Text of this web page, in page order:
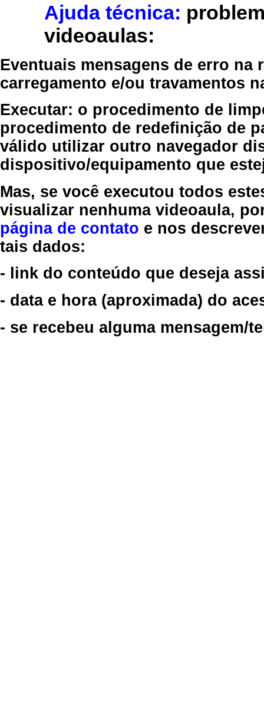
Ajuda técnica:
videoaulas:
Eventuais mensagens de erro
carregamento e/ou travamentos
Executar: o procedimento de
procedimento de redefinição de
válido utilizar outro navegador
dispositivo/equipamento que
Mas, se você executou todos
visualizar nenhuma videoaula,
página de contato e nos
tais dados:
- link do conteúdo que deseja
- data e hora (aproximada) do
- se recebeu alguma mensagem/